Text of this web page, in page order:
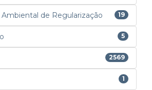
de Regularização 19
5
2569
1